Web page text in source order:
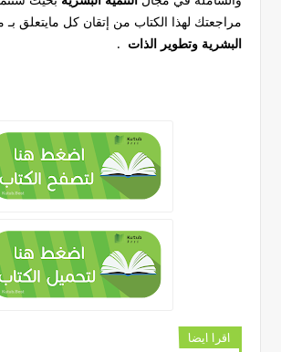
مراجعتك لهذا الكتاب من إتقان كل مايتعلق
البشرية وتطوير الذات .
اقرا ايضا